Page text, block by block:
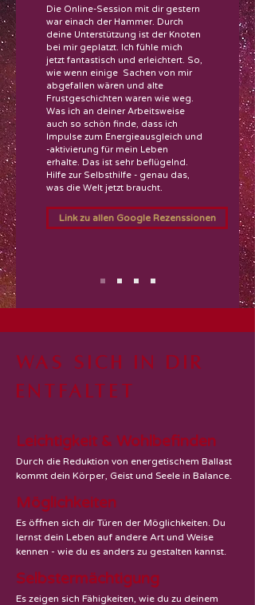
Die Online-Session mit dir gestern
war einach der Hammer. Durch
deine Unterstützung ist der Knoten
bei mir geplatzt. Ich fühle mich
jetzt fantastisch und erleichtert. So,
wie wenn einige Sachen von mir
abgefallen wären und alte
Frustgeschichten waren wie weg.
Was ich an deiner Arbeitsweise
auch so schön finde, dass ich
Impulse zum Energieausgleich und
-aktivierung für mein Leben
erhalte. Das ist sehr beflügelnd.
Hilfe zur Selbsthilfe - genau das,
was die Welt jetzt braucht.
Link zu allen Google Rezenssionen
Was sich in dir
entfaltet
Leichtigkeit & Wohlbefinden
Durch die Reduktion von energetischem Ballast
kommt dein Körper, Geist und Seele in Balance.
Möglichkeiten
Es öffnen sich dir Türen der Möglichkeiten. Du
lernst dein Leben auf andere Art und Weise
kennen - wie du es anders zu gestalten kannst.
Selbstermächtigung
Es zeigen sich Fähigkeiten, wie du zu deinem